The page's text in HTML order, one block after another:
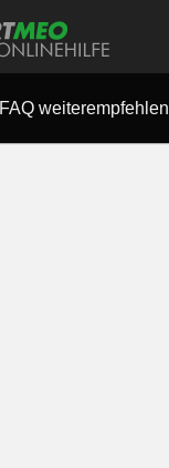
FAQ weiterempfehlen